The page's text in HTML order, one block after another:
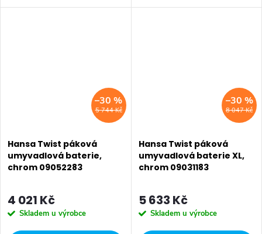
odpadní souprava (kov)•
hydraulického tlaku Tělesa
5 744 Kč
–30 %
Hansa Twist páková
umyvadlová baterie,
chrom 09052283
4 021 Kč
Skladem u výrobce
8 047 Kč
–30 %
Hansa Twist páková
umyvadlová baterie XL,
chrom 09031183
5 633 Kč
Skladem u výrobce